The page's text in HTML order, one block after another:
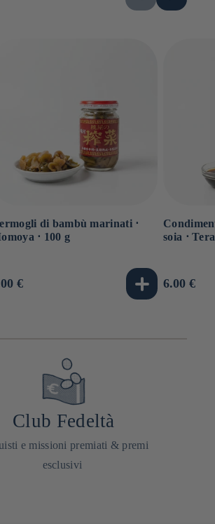
di bambù marinati ⋅
⋅ 100 g
€
soia ⋅
Prezzo
6.00 €
Club Fedeltà
e missioni premiati & premi
esclusivi